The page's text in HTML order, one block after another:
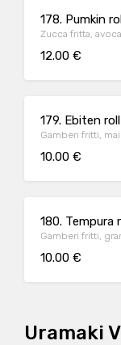
178. Pumkin
Zucca fritta,
12.00 €
179. Ebiten roll
Gamberi fritti,
10.00 €
180. Tempura
Gamberi fritti,
10.00 €
Uramaki